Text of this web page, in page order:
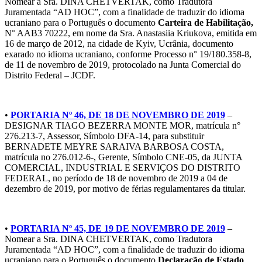
Juramentada “AD HOC”, com a finalidade de traduzir do idioma
ucraniano para o Português o documento Carteira de Habilitação,
N° AAB3 70222, em nome da Sra. Anastasiia Kriukova, emitida em
16 de março de 2012, na cidade de Kyiv, Ucrânia, documento
exarado no idioma ucraniano, conforme Processo n° 19/180.358-8,
de 11 de novembro de 2019, protocolado na Junta Comercial do
Distrito Federal – JCDF.
• PORTARIA Nº 46, DE 18 DE NOVEMBRO DE 2019 –
DESIGNAR TIAGO BEZERRA MONTE MOR, matrícula n°
276.213-7, Assessor, Símbolo DFA-14, para substituir
BERNADETE MEYRE SARAIVA BARBOSA COSTA,
matrícula no 276.012-6-, Gerente, Símbolo CNE-05, da JUNTA
COMERCIAL, INDUSTRIAL E SERVIÇOS DO DISTRITO
FEDERAL, no período de 18 de novembro de 2019 a 04 de
dezembro de 2019, por motivo de férias regulamentares da titular.
• PORTARIA Nº 45, DE 19 DE NOVEMBRO DE 2019 –
Nomear a Sra. DINA CHETVERTAK, como Tradutora
Juramentada “AD HOC”, com a finalidade de traduzir do idioma